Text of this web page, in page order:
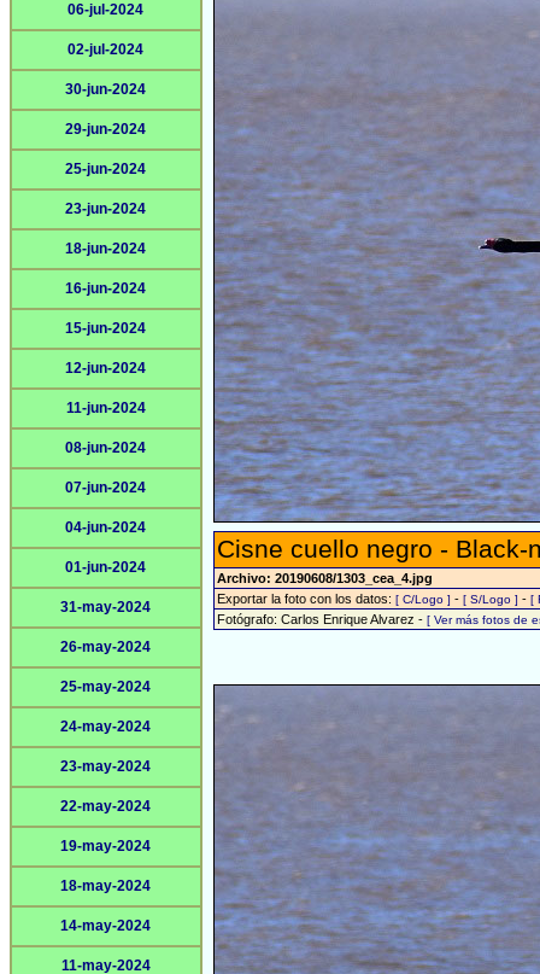
06-jul-2024
02-jul-2024
30-jun-2024
29-jun-2024
25-jun-2024
23-jun-2024
18-jun-2024
16-jun-2024
15-jun-2024
12-jun-2024
11-jun-2024
08-jun-2024
07-jun-2024
04-jun-2024
01-jun-2024
31-may-2024
26-may-2024
25-may-2024
24-may-2024
23-may-2024
22-may-2024
19-may-2024
18-may-2024
14-may-2024
11-may-2024
Cisne cuello negro -
Archivo: 20190608/1303_cea_4.jpg
Exportar la foto con los datos: [ C/Logo ] - [ S/Logo ] - [
Fotógrafo: Carlos Enrique Alvarez - [ Ver más fotos de